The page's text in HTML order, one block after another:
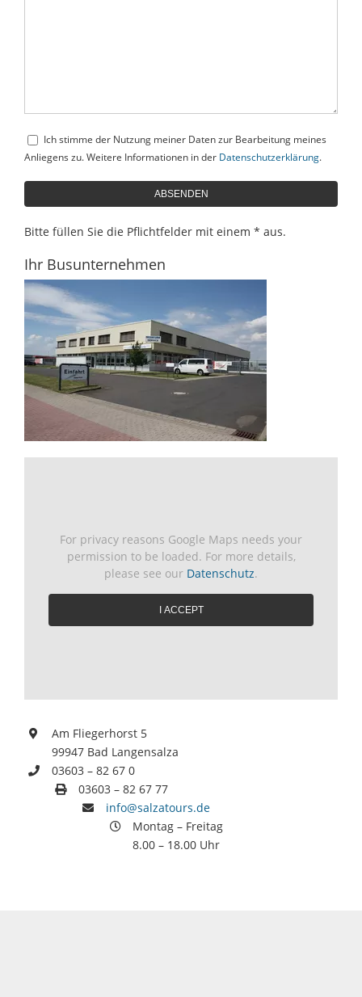
Ich stimme der Nutzung meiner Daten zur Bearbeitung meines
Anliegens zu. Weitere Informationen in der Datenschutzerklärung.
Bitte füllen Sie die Pflichtfelder mit einem * aus.
Ihr Busunternehmen
For privacy reasons Google Maps needs your
permission to be loaded. For more details,
please see our Datenschutz.
I ACCEPT
Am Fliegerhorst 5
99947 Bad Langensalza
03603 – 82 67 0
03603 – 82 67 77
info@salzatours.de
Montag – Freitag
8.00 – 18.00 Uhr